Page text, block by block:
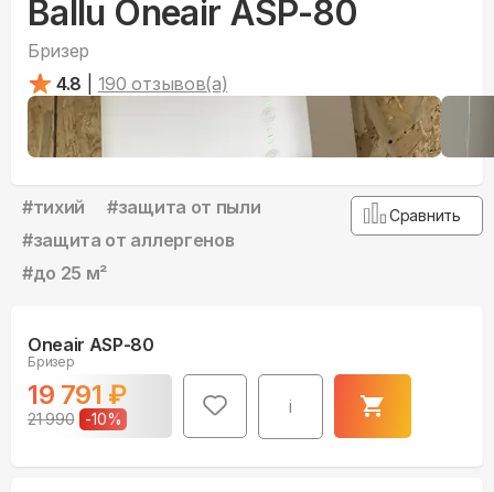
Ballu Oneair ASP-80
Бризер
4.8
190 отзывов(а)
#тихий #защита от пыли
#защита от аллергенов
#до 25 м²
Сравнить
Oneair ASP-80
Бризер
19 791 ₽
21 990 -10%
i